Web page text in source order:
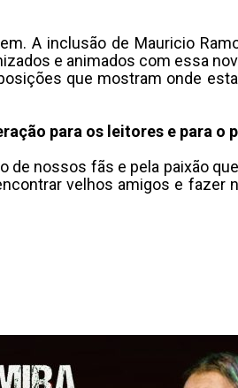
A inclusão de Mauricio
e animados com essa
que mostram onde
para os leitores e para o
nossos fãs e pela paixão
velhos amigos e